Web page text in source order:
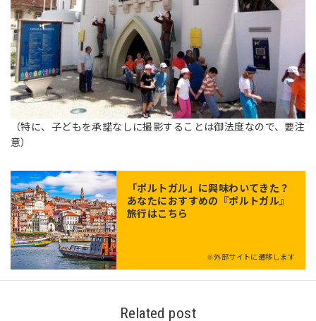
（特に、子どもを承諾なしに撮影することは御法度なので、要注
意）
「ポルトガル」に興味わいてきた？
あなたにおすすめの『ポルトガル』
旅行はこちら
※外部サイトに遷移します
Related post